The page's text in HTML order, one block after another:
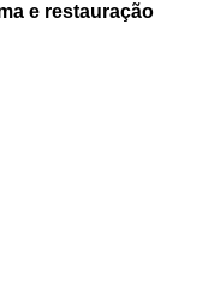
e restauração